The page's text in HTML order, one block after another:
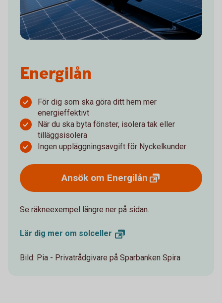
Energilån
För dig som ska göra ditt hem mer
energieffektivt
När du ska byta fönster, isolera tak eller
tilläggsisolera
Ingen uppläggningsavgift för Nyckelkunder
Ansök om Energilån
Se räkneexempel längre ner på sidan.
Lär dig mer om solceller
Bild: Pia - Privatrådgivare på Sparbanken Spira